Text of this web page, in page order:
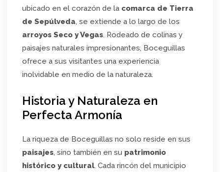
ubicado en el corazón de la comarca de Tierra
de Sepúlveda, se extiende a lo largo de los
arroyos Seco y Vegas. Rodeado de colinas y
paisajes naturales impresionantes, Boceguillas
ofrece a sus visitantes una experiencia
inolvidable en medio de la naturaleza.
Historia y Naturaleza en
Perfecta Armonía
La riqueza de Boceguillas no solo reside en sus
paisajes, sino también en su patrimonio
histórico y cultural. Cada rincón del municipio